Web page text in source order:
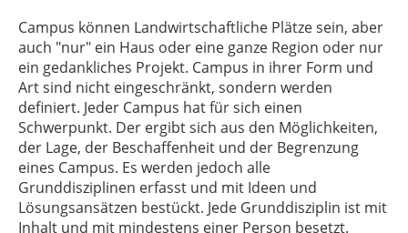
Campus können Landwirtschaftliche Plätze sein, aber
auch "nur" ein Haus oder eine ganze Region oder nur
ein gedankliches Projekt. Campus in ihrer Form und
Art sind nicht eingeschränkt, sondern werden
definiert. Jeder Campus hat für sich einen
Schwerpunkt. Der ergibt sich aus den Möglichkeiten,
der Lage, der Beschaffenheit und der Begrenzung
eines Campus. Es werden jedoch alle
Grunddisziplinen erfasst und mit Ideen und
Lösungsansätzen bestückt. Jede Grunddisziplin ist mit
Inhalt und mit mindestens einer Person besetzt.